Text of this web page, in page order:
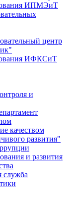
ИПМЭиТ
центр
ИФКСиТ
и
качеством
развития"
и развития
служба